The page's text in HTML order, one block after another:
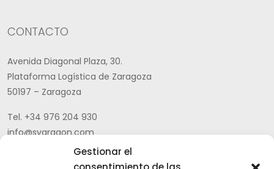
Gestionar el
CONTACTO
Avenida Diagonal Plaza, 30.
Plataforma Logística de Zaragoza
50197 – Zaragoza
Tel. +34 976 204 930
info@svaragon.com
Política de privacidad |